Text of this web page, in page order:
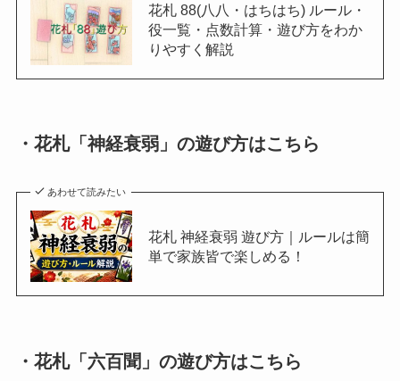
花札 88(八八・はちはち) ルール・
役一覧・点数計算・遊び方をわか
りやすく解説
・花札「神経衰弱」の遊び方はこちら
あわせて読みたい
花札 神経衰弱 遊び方｜ルールは簡
単で家族皆で楽しめる！
・花札「六百聞」の遊び方はこちら